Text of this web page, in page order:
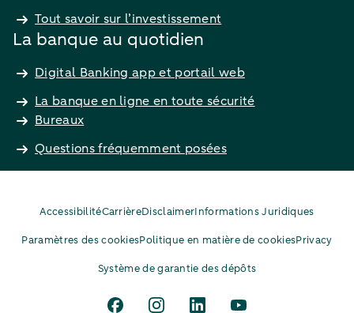
Tout savoir sur l’investissement
La banque au quotidien
Digital Banking app et portail web
La banque en ligne en toute sécurité
Bureaux
Questions fréquemment posées
AccessibilitéCarrièreDisclaimerInformations Juridiques
Paramètres des cookiesPolitique en matière de cookiesPrivacy
Système de garantie des dépôts